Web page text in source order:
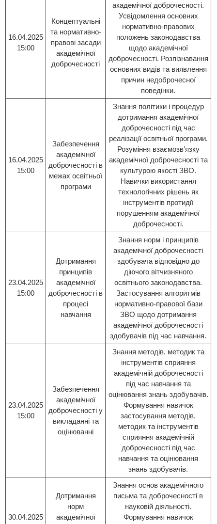
16.04.2025
15:00
Концептуальні
та нормативно-
правові засади
академічної
доброчесності
академічної доброчесності.
Усвідомлення основних
нормативно-правових
положень законодавства
щодо академічної
доброчесності. Розпізнавання
основних видів та виявлення
причин недоброчесної
поведінки.
16.04.2025
15:00
Забезпечення
академічної
доброчесності в
межах освітньої
програми
Знання політики і процедур
дотримання академічної
доброчесності під час
реалізації освітньої програми.
Розуміння взаємозв’язку
академічної доброчесності та
культурою якості ЗВО.
Навички використання
технологічних рішень як
інструментів протидії
порушенням академічної
доброчесності.
23.04.2025
15:00
Дотримання
принципів
академічної
доброчесності в
процесі
навчання
Знання норм і принципів
академічної доброчесності
здобувача відповідно до
діючого вітчизняного
освітнього законодавства.
Застосування алгоритмів
нормативно-правової бази
ЗВО щодо дотримання
академічної доброчесності
здобувачів під час навчання.
23.04.2025
15:00
Забезпечення
академічної
доброчесності у
викладанні та
оцінюванні
Знання методів, методик та
інструментів сприяння
академічній доброчесності
під час навчання та
оцінювання знань здобувачів.
Формування навичок
застосування методів,
методик та інструментів
сприяння академічній
доброчесності під час
навчання та оцінювання
знань здобувачів.
30.04.2025
Дотримання
норм
академічної
Знання основ академічного
письма та доброчесності в
науковій діяльності.
Формування навичок